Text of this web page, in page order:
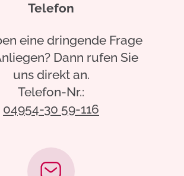
Telefon
eine dringende Frage
Dann rufen Sie
uns direkt an.
Telefon-Nr.:
04954-30 59-116